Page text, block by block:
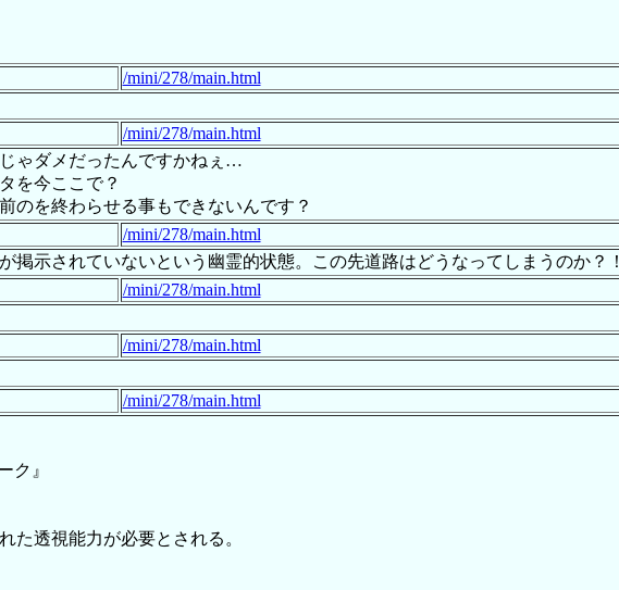
/mini/278/main.html
/mini/278/main.html
じゃダメだったんですかねぇ…
タを今ここで？
を終わらせる事もできないんです？
/mini/278/main.html
掲示されていないという幽霊的状態。この先道路はどうなってしまうのか？！
/mini/278/main.html
/mini/278/main.html
/mini/278/main.html
ク』
た透視能力が必要とされる。